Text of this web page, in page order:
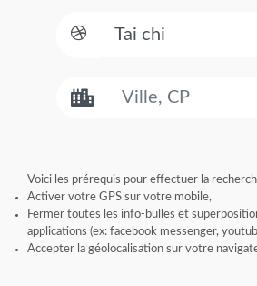
Voici les prérequis pour effectuer la
Activer votre GPS sur votre mobile,
Fermer toutes les info-bulles et
applications (ex: facebook messenger,
Accepter la géolocalisation sur votre